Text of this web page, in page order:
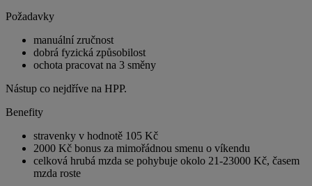
Požadavky
manuální zručnost
dobrá fyzická způsobilost
ochota pracovat na 3 směny
Nástup co nejdříve na HPP.
Benefity
stravenky v hodnotě 105 Kč
2000 Kč bonus za mimořádnou smenu o víkendu
celková hrubá mzda se pohybuje okolo 21-23000 Kč, časem
mzda roste